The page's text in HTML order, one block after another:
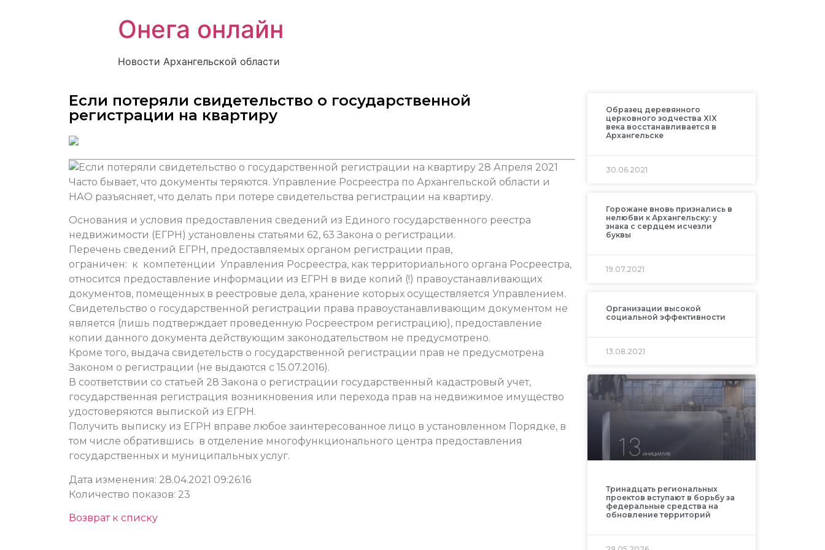
Онега онлайн
Новости Архангельской области
Если потеряли свидетельство о государственной
регистрации на квартиру
28 Апреля 2021
Часто бывает, что документы теряются. Управление Росреестра по Архангельской области и
НАО разъясняет, что делать при потере свидетельства регистрации на квартиру.
Основания и условия предоставления сведений из Единого государственного реестра
недвижимости (ЕГРН) установлены статьями 62, 63 Закона о регистрации.
Перечень сведений ЕГРН, предоставляемых органом регистрации прав,
ограничен: к компетенции Управления Росреестра, как территориального органа Росреестра,
относится предоставление информации из ЕГРН в виде копий (!) правоустанавливающих
документов, помещенных в реестровые дела, хранение которых осуществляется Управлением.
Cвидетельство о государственной регистрации права правоустанавливающим документом не
является (лишь подтверждает проведенную Росреестром регистрацию), предоставление
копии данного документа действующим законодательством не предусмотрено.
Кроме того, выдача свидетельств о государственной регистрации прав не предусмотрена
Законом о регистрации (не выдаются с 15.07.2016).
В соответствии со статьей 28 Закона о регистрации государственный кадастровый учет,
государственная регистрация возникновения или перехода прав на недвижимое имущество
удостоверяются выпиской из ЕГРН.
Получить выписку из ЕГРН вправе любое заинтересованное лицо в установленном Порядке, в
том числе обратившись в отделение многофункционального центра предоставления
государственных и муниципальных услуг.
Дата изменения: 28.04.2021 09:26:16
Количество показов: 23
Возврат к списку
Образец деревянного
церковного зодчества XIX
века восстанавливается в
Архангельске
30.06.2021
Горожане вновь признались в
нелюбви к Архангельску: у
знака с сердцем исчезли
буквы
19.07.2021
Организации высокой
социальной эффективности
13.08.2021
Тринадцать региональных
проектов вступают в борьбу за
федеральные средства на
обновление территорий